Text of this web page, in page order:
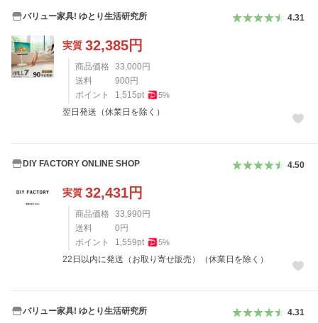
バリュー家具! ゆとり生活研究所 4.31
実質 32,385円
商品価格 33,000 円
送料
900 円
ポイント
1,515pt 5%
翌日発送（休業日を除く）
DIY FACTORY ONLINE SHOP 4.50
実質 32,431円
商品価格 33,990 円
送料
0 円
ポイント
1,559pt 5%
22日以内に発送（お取り寄せ販売）（休業日を除く）
バリュー家具! ゆとり生活研究所 4.31